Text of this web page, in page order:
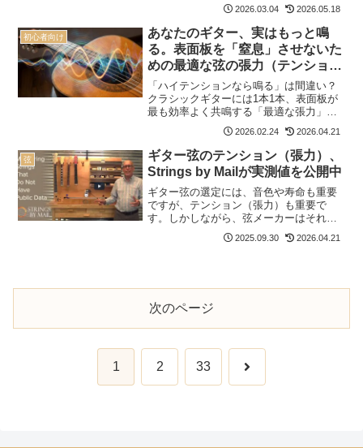
ロットの回収、カスタマーサポートによ
る無償交換対応について詳しくまとめま
した。Amazon等で出回る偽造品との見分
け方や、おすすめの代替弦も比較。
2026.03.04 2026.05.18
初心者向け
あなたのギター、実はもっと鳴
る。表面板を「窒息」させないた
めの最適な弦の張力（テンショ
ン）の科学
「ハイテンションなら鳴る」は間違い？
クラシックギターには1本1本、表面板が
最も効率よく共鳴する「最適な張力」が
あります。音が詰まる“窒息”状態を防ぎ、
豊かな響きを引き出すための選び方を音
響工学の視点で伝授。ミックステンショ
ンの合理性も詳しく紹介します。
2026.02.24 2026.04.21
弦
ギター弦のテンション（張力）、
Strings by Mailが実測値を公開中
ギター弦の選定には、音色や寿命も重要
ですが、テンション（張力）も重要で
す。しかしながら、弦メーカーはそれぞ
れの基準でテンションを測定しており、
メーカーが異なる場合はパッケージや公
2025.09.30 2026.04.21
次のページ
1 2 33 次